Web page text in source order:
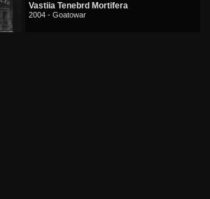
Vastiia Tenebrd Mortifera
2004 - Goatowar